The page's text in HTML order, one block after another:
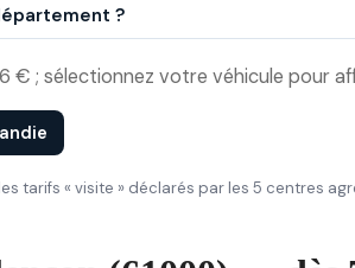
?
€ ; sélectionnez votre véhicule pour
tarifs « visite » déclarés par les 5 centres